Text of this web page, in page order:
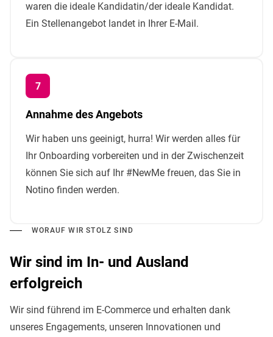
waren die ideale Kandidatin/der ideale Kandidat.
Ein Stellenangebot landet in Ihrer E-Mail.
Annahme des Angebots
Wir haben uns geeinigt, hurra! Wir werden alles für
Ihr Onboarding vorbereiten und in der Zwischenzeit
können Sie sich auf Ihr #NewMe freuen, das Sie in
Notino finden werden.
WORAUF WIR STOLZ SIND
Wir sind im In- und Ausland
erfolgreich
Wir sind führend im E-Commerce und erhalten dank
unseres Engagements, unseren Innovationen und